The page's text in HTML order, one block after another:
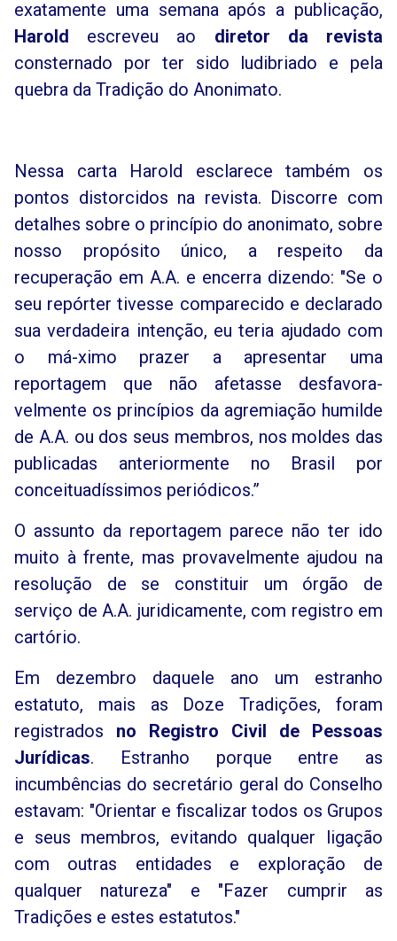
exatamente uma semana após a publicação,
Harold escreveu ao diretor da revista
consternado por ter sido ludibriado e pela
quebra da Tradição do Anonimato.
Nessa carta Harold esclarece também os
pontos distorcidos na revista. Discorre com
detalhes sobre o princípio do anonimato, sobre
nosso propósito único, a respeito da
recuperação em A.A. e encerra dizendo: "Se o
seu repórter tivesse comparecido e declarado
sua verdadeira intenção, eu teria ajudado com
o má-ximo prazer a apresentar uma
reportagem que não afetasse desfavora-
velmente os princípios da agremiação humilde
de A.A. ou dos seus membros, nos moldes das
publicadas anteriormente no Brasil por
conceituadíssimos periódicos.”
O assunto da reportagem parece não ter ido
muito à frente, mas provavelmente ajudou na
resolução de se constituir um órgão de
serviço de A.A. juridicamente, com registro em
cartório.
Em dezembro daquele ano um estranho
estatuto, mais as Doze Tradições, foram
registrados no Registro Civil de Pessoas
Jurídicas. Estranho porque entre as
incumbências do secretário geral do Conselho
estavam: "Orientar e fiscalizar todos os Grupos
e seus membros, evitando qualquer ligação
com outras entidades e exploração de
qualquer natureza" e "Fazer cumprir as
Tradições e estes estatutos."